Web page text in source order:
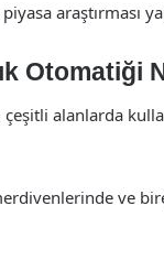
araştırması
Otomatiği
alanlarda
ve